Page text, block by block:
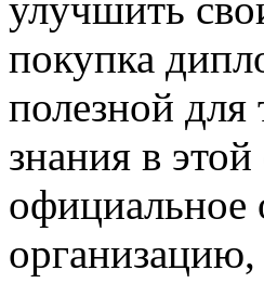
покупка
полезной
знания в
официальное
организацию,